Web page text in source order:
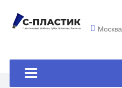
Москва